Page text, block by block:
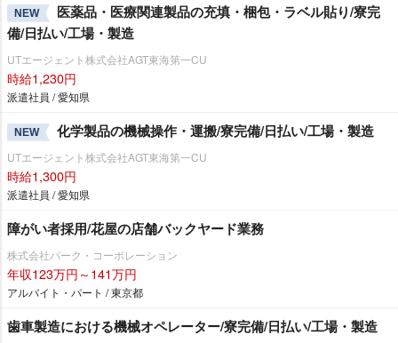
NEW
医薬品・医療関連製品の充填・梱包・ラベル貼り/寮完
備/日払い/工場・製造
UTエージェント株式会社AGT東海第一CU
時給1,230円
派遣社員 / 愛知県
NEW 化学製品の機械操作・運搬/寮完備/日払い/工場・製造
UTエージェント株式会社AGT東海第一CU
時給1,300円
派遣社員 / 愛知県
障がい者採用/花屋の店舗バックヤード業務
株式会社パーク・コーポレーション
年収123万円～141万円
アルバイト・パート / 東京都
歯車製造における機械オペレーター/寮完備/日払い/工場・製造